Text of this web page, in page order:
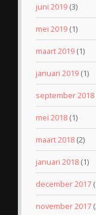
juni 2019 (3)
mei 2019 (1)
maart 2019 (1)
januari 2019 (1)
september 2018
mei 2018 (1)
maart 2018 (2)
januari 2018 (1)
december 2017
november 2017